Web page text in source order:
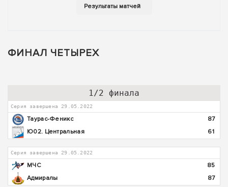
ФИНАЛ ЧЕТЫРЕХ
1/2 финала
Серия завершена 29.05.2022
Таурас-Феникс
87
Ю02. Центральная
61
Серия завершена 29.05.2022
МЧС
85
Адмиралы
87